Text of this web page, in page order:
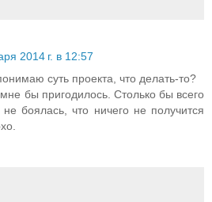
2014 г. в 12:57
суть проекта, что делать-то?
бы пригодилось. Столько бы всего
боялась, что ничего не получится